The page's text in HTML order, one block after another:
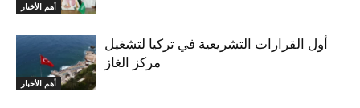
أهم الأخبار
أهم الأخبار
أول القرارات التشريعية في تركيا لتشغيل
مركز الغاز